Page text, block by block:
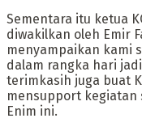
Sementara itu ketua
diwakilkan oleh Emir
menyampaikan kami
dalam rangka hari
terimkasih juga buat
mensupport kegiatan
Enim ini.